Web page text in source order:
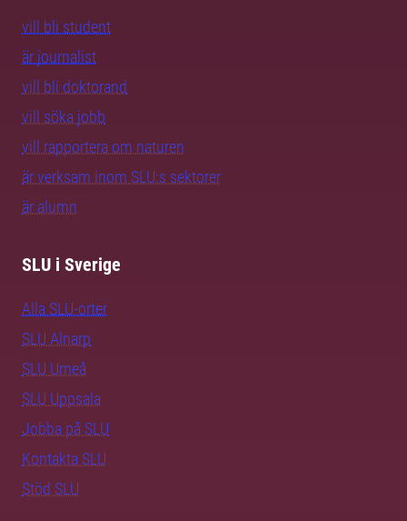
vill bli student
är journalist
vill bli doktorand
vill söka jobb
vill rapportera om naturen
är verksam inom SLU:s sektorer
är alumn
SLU i Sverige
Alla SLU-orter
SLU Alnarp
SLU Umeå
SLU Uppsala
Jobba på SLU
Kontakta SLU
Stöd SLU